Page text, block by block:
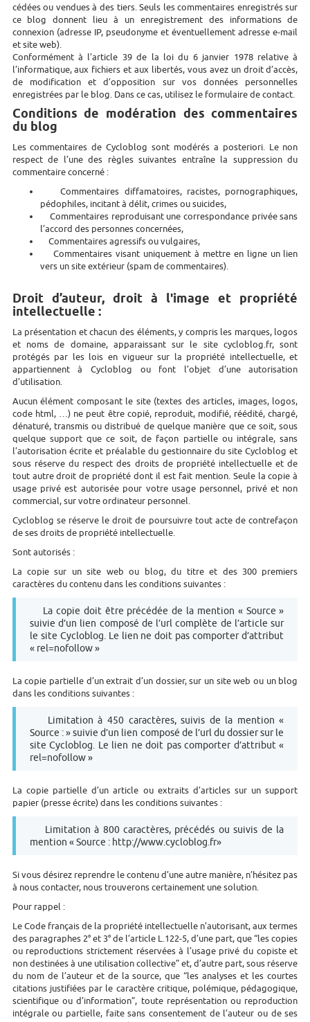
cédées ou vendues à des tiers. Seuls les commentaires enregistrés sur
ce blog donnent lieu à un enregistrement des informations de
connexion (adresse IP, pseudonyme et éventuellement adresse e-mail
et site web).
Conformément à l’article 39 de la loi du 6 janvier 1978 relative à
l’informatique, aux fichiers et aux libertés, vous avez un droit d’accès,
de modification et d’opposition sur vos données personnelles
enregistrées par le blog. Dans ce cas, utilisez le formulaire de contact.
Conditions de modération des commentaires
du blog
Les commentaires de Cycloblog sont modérés a posteriori. Le non
respect de l’une des règles suivantes entraîne la suppression du
commentaire concerné :
Commentaires diffamatoires, racistes, pornographiques,
pédophiles, incitant à délit, crimes ou suicides,
Commentaires reproduisant une correspondance privée sans
l’accord des personnes concernées,
Commentaires agressifs ou vulgaires,
Commentaires visant uniquement à mettre en ligne un lien
vers un site extérieur (spam de commentaires).
Droit d’auteur, droit à l'image et propriété
intellectuelle :
La présentation et chacun des éléments, y compris les marques, logos
et noms de domaine, apparaissant sur le site cycloblog.fr, sont
protégés par les lois en vigueur sur la propriété intellectuelle, et
appartiennent à Cycloblog ou font l’objet d’une autorisation
d’utilisation.
Aucun élément composant le site (textes des articles, images, logos,
code html, …) ne peut être copié, reproduit, modifié, réédité, chargé,
dénaturé, transmis ou distribué de quelque manière que ce soit, sous
quelque support que ce soit, de façon partielle ou intégrale, sans
l’autorisation écrite et préalable du gestionnaire du site Cycloblog et
sous réserve du respect des droits de propriété intellectuelle et de
tout autre droit de propriété dont il est fait mention. Seule la copie à
usage privé est autorisée pour votre usage personnel, privé et non
commercial, sur votre ordinateur personnel.
Cycloblog se réserve le droit de poursuivre tout acte de contrefaçon
de ses droits de propriété intellectuelle.
Sont autorisés :
La copie sur un site web ou blog, du titre et des 300 premiers
caractères du contenu dans les conditions suivantes :
La copie doit être précédée de la mention « Source »
suivie d’un lien composé de l’url complète de l’article sur
le site Cycloblog. Le lien ne doit pas comporter d’attribut
« rel=nofollow »
La copie partielle d’un extrait d’un dossier, sur un site web ou un blog
dans les conditions suivantes :
Limitation à 450 caractères, suivis de la mention «
Source : » suivie d’un lien composé de l’url du dossier sur le
site Cycloblog. Le lien ne doit pas comporter d’attribut «
rel=nofollow »
La copie partielle d’un article ou extraits d’articles sur un support
papier (presse écrite) dans les conditions suivantes :
Limitation à 800 caractères, précédés ou suivis de la
mention « Source : http://www.cycloblog.fr»
Si vous désirez reprendre le contenu d’une autre manière, n’hésitez pas
à nous contacter, nous trouverons certainement une solution.
Pour rappel :
Le Code français de la propriété intellectuelle n’autorisant, aux termes
des paragraphes 2° et 3° de l’article L.122-5, d’une part, que “les copies
ou reproductions strictement réservées à l’usage privé du copiste et
non destinées à une utilisation collective” et, d’autre part, sous réserve
du nom de l’auteur et de la source, que “les analyses et les courtes
citations justifiées par le caractère critique, polémique, pédagogique,
scientifique ou d’information”, toute représentation ou reproduction
intégrale ou partielle, faite sans consentement de l’auteur ou de ses